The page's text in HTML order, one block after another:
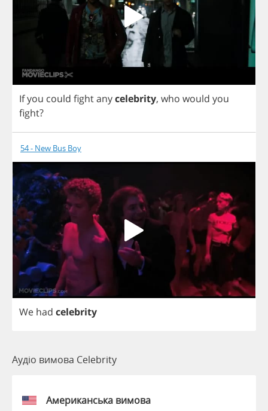
Ifyou could fightanycelebrity, who would you
fight?
54 - New Bus Boy
We had celebrity
Аудіо вимова Celebrity
Американська вимова